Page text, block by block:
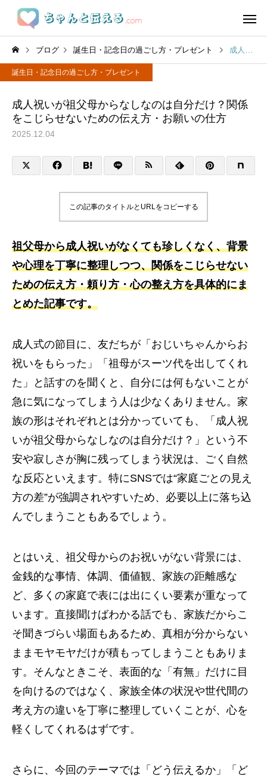
ブログ 誕生日・記念日の過ごし方・プレゼント 成人祝いが祖父母からなしなのは自分だけ？関係をこじらせないための伝え方・お願いの仕方
誕生日・記念日の過ごし方・プレゼント
成人祝いが祖父母からなしなのは自分だけ？関係
をこじらせないための伝え方・お願いの仕方
2025.12.04
この記事のタイトルとURLをコピーする
祖父母から成人祝いがなくても珍しくなく、背景
や心理を丁寧に整理しつつ、関係をこじらせない
ための伝え方・頼り方・心の整え方を具体的にま
とめた記事です。
成人式の節目に、友だちが「おじいちゃんからお
祝いをもらった」「祖母がスーツ代を出してくれ
た」と話すのを聞くと、自分には何もないことが
急に気になってしまう人は少なくありません。家
族の形はそれぞれとは分かっていても、「成人祝
いが祖父母からなしなのは自分だけ？」という不
安や寂しさが胸に残ってしまう状況は、ごく自然
な反応といえます。特にSNSでは“家庭ごとの見え
方の差”が強調されやすいため、必要以上に落ち込
んでしまうこともあるでしょう。
とはいえ、祖父母からのお祝いがない背景には、
金銭的な事情、体調、価値観、家族の距離感な
ど、多くの家庭で表には出にくい要素が重なって
います。直接聞けばわかる話でも、家族だからこ
そ聞きづらい場面もあるため、真相が分からない
ままモヤモヤだけが積もってしまうこともありま
す。そんなときこそ、表面的な「有無」だけに目
を向けるのではなく、家族全体の状況や世代間の
考え方の違いを丁寧に整理していくことが、心を
軽くしてくれるはずです。
さらに、今回のテーマでは「どう伝えるか」「ど